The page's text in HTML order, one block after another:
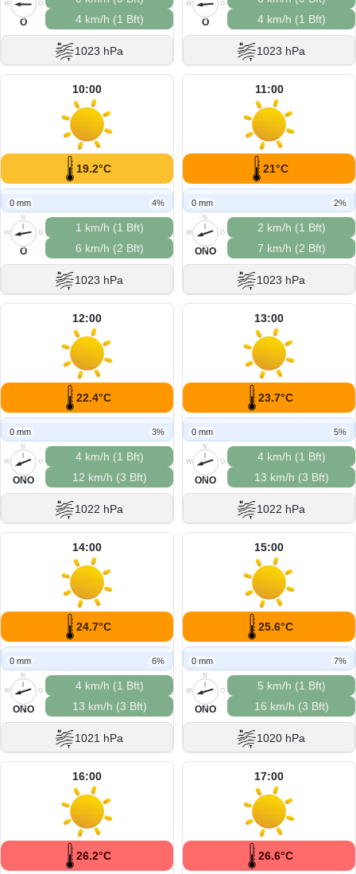
O
S
W
O
4 km/h (1 Bft)
1023 hPa
O
S
W
O
4 km/h (1 Bft)
1023 hPa
10:00
19.2°C
0 mm 4%
N
O
S
W
O
1 km/h (1 Bft)
6 km/h (2 Bft)
1023 hPa
11:00
21°C
0 mm 2%
N
O
S
W
ONO
2 km/h (1 Bft)
7 km/h (2 Bft)
1023 hPa
12:00
22.4°C
0 mm 3%
N
O
S
W
ONO
4 km/h (1 Bft)
12 km/h (3 Bft)
1022 hPa
13:00
23.7°C
0 mm 5%
N
O
S
W
ONO
4 km/h (1 Bft)
13 km/h (3 Bft)
1022 hPa
14:00
24.7°C
0 mm 6%
N
O
S
W
ONO
4 km/h (1 Bft)
13 km/h (3 Bft)
1021 hPa
15:00
25.6°C
0 mm 7%
N
O
S
W
ONO
5 km/h (1 Bft)
16 km/h (3 Bft)
1020 hPa
16:00
26.2°C
17:00
26.6°C